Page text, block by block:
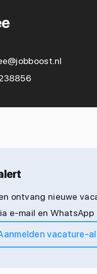
ontvang nieuwe
e-mail en WhatsApp
vacature-